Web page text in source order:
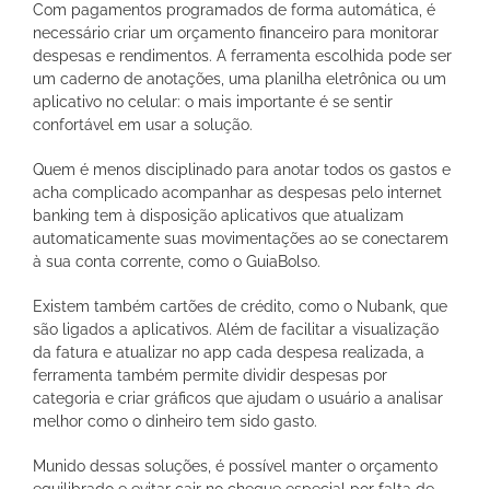
Com pagamentos programados de forma automática, é
necessário criar um orçamento financeiro para monitorar
despesas e rendimentos. A ferramenta escolhida pode ser
um caderno de anotações, uma planilha eletrônica ou um
aplicativo no celular: o mais importante é se sentir
confortável em usar a solução.
Quem é menos disciplinado para anotar todos os gastos e
acha complicado acompanhar as despesas pelo internet
banking tem à disposição aplicativos que atualizam
automaticamente suas movimentações ao se conectarem
à sua conta corrente, como o GuiaBolso.
Existem também cartões de crédito, como o Nubank, que
são ligados a aplicativos. Além de facilitar a visualização
da fatura e atualizar no app cada despesa realizada, a
ferramenta também permite dividir despesas por
categoria e criar gráficos que ajudam o usuário a analisar
melhor como o dinheiro tem sido gasto.
Munido dessas soluções, é possível manter o orçamento